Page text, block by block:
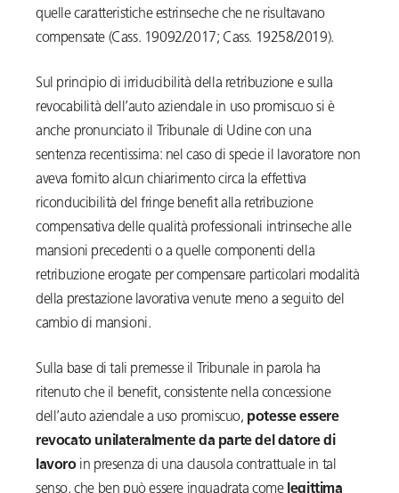
quelle caratteristiche estrinseche che ne risultavano
compensate (Cass. 19092/2017; Cass. 19258/2019).
Sul principio di irriducibilità della retribuzione e sulla
revocabilità dell’auto aziendale in uso promiscuo si è
anche pronunciato il Tribunale di Udine con una
sentenza recentissima: nel caso di specie il lavoratore non
aveva fornito alcun chiarimento circa la effettiva
riconducibilità del fringe benefit alla retribuzione
compensativa delle qualità professionali intrinseche alle
mansioni precedenti o a quelle componenti della
retribuzione erogate per compensare particolari modalità
della prestazione lavorativa venute meno a seguito del
cambio di mansioni.
Sulla base di tali premesse il Tribunale in parola ha
ritenuto che il benefit, consistente nella concessione
dell’auto aziendale a uso promiscuo, potesse essere
revocato unilateralmente da parte del datore di
lavoroin presenza di una clausola contrattuale in tal
senso, che ben può essere inquadrata come legittima